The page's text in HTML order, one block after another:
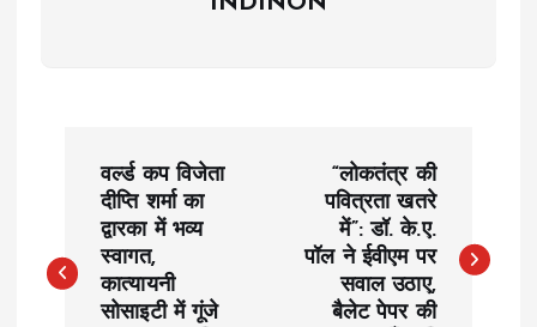
s
वर्ल्ड कप विजेता
दीप्ति शर्मा का
द्वारका में भव्य
स्वागत,
कात्यायनी
सोसाइटी में गूंजे
“लोकतंत्र की
पवित्रता खतरे
में”: डॉ. के.ए.
पॉल ने ईवीएम पर
सवाल उठाए,
बैलेट पेपर की